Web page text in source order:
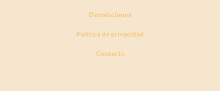
Devoluciones
Política de privacidad
Contacto